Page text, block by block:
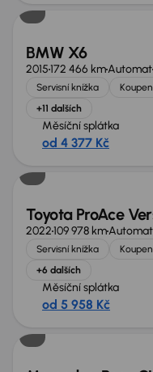
BMW X6
2015172 466 kmAutomat
Servisní knížka
+11 dalších
Měsíční splátka
od 4 377 Kč
Zlevněno o 80 000 Kč
Toyota ProAce
2022109 978 kmAutomat
Servisní knížka
+6 dalších
Měsíční splátka
od 5 958 Kč
Možnost odpočtu DPH